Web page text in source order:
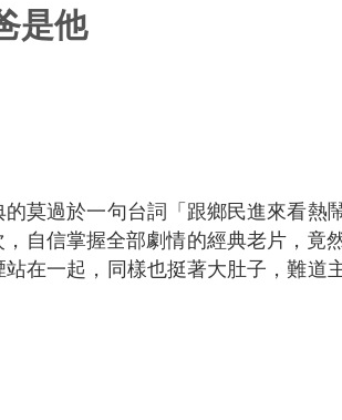
是他
莫過於一句台詞「跟鄉民進來看熱
自信掌握全部劇情的經典老片，竟
在一起，同樣也挺著大肚子，難道